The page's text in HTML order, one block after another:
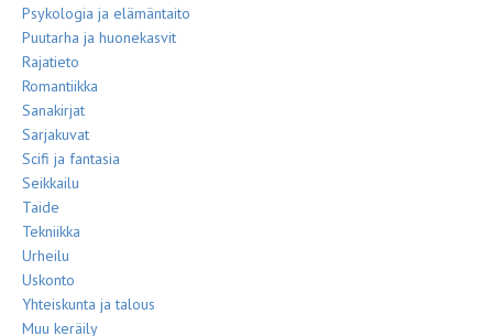
Psykologia ja elämäntaito
Puutarha ja huonekasvit
Rajatieto
Romantiikka
Sanakirjat
Sarjakuvat
Scifi ja fantasia
Seikkailu
Taide
Tekniikka
Urheilu
Uskonto
Yhteiskunta ja talous
Muu keräily